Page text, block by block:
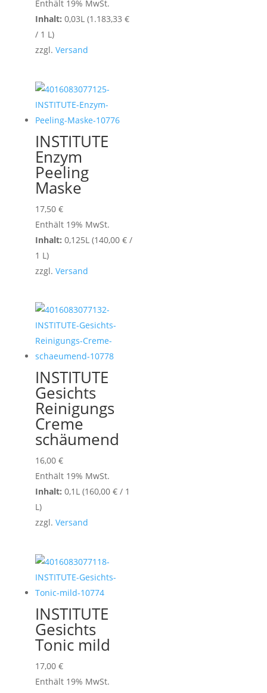
Enthält 19% MwSt.
Inhalt: 0,03L (1.183,33 €
/ 1 L)
zzgl. Versand
INSTITUTE
Enzym
Peeling
Maske
17,50 €
Enthält 19% MwSt.
Inhalt: 0,125L (140,00 €/
1 L)
zzgl. Versand
INSTITUTE
Gesichts
Reinigungs
Creme
schäumend
16,00 €
Enthält 19% MwSt.
Inhalt: 0,1L (160,00 €/ 1
L)
zzgl. Versand
INSTITUTE
Gesichts
Tonic mild
17,00 €
Enthält 19% MwSt.